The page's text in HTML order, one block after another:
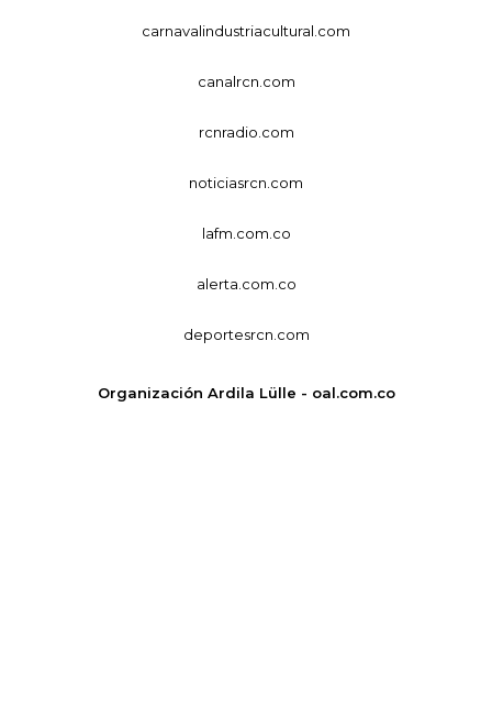
carnavalindustriacultural.com
canalrcn.com
rcnradio.com
noticiasrcn.com
lafm.com.co
alerta.com.co
deportesrcn.com
Organización Ardila Lülle - oal.com.co